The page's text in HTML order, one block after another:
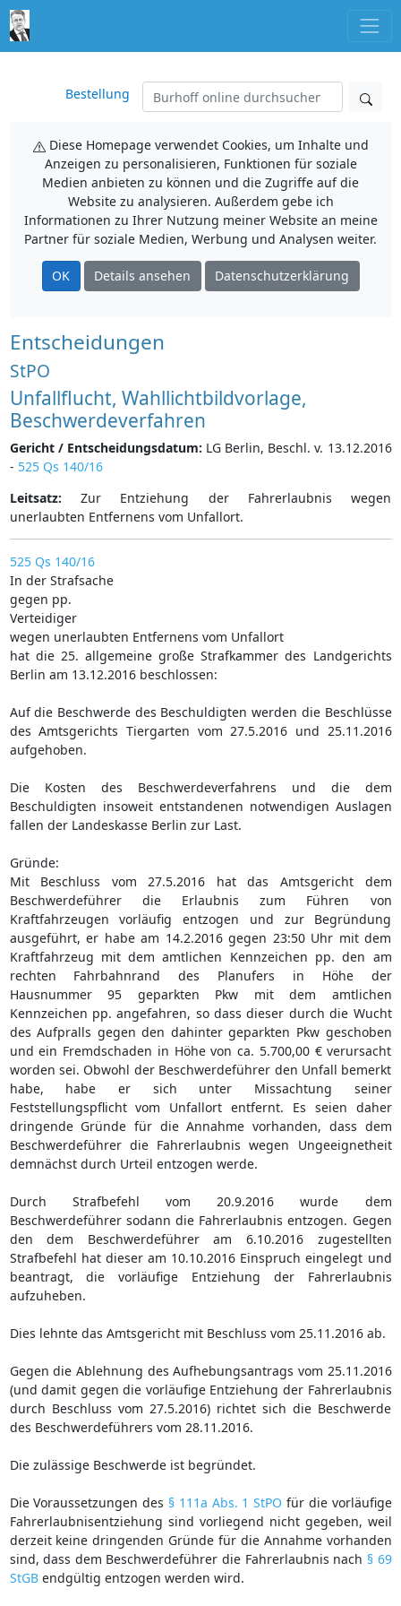
Bestellung
Diese Homepage verwendet Cookies, um Inhalte und
Anzeigen zu personalisieren, Funktionen für soziale
Medien anbieten zu können und die Zugriffe auf die
Website zu analysieren. Außerdem gebe ich
Informationen zu Ihrer Nutzung meiner Website an meine
Partner für soziale Medien, Werbung und Analysen weiter.
OK Details ansehen Datenschutzerklärung
Entscheidungen
StPO
Unfallflucht, Wahllichtbildvorlage,
Beschwerdeverfahren
Gericht / Entscheidungsdatum: LG Berlin, Beschl. v. 13.12.2016
- 525 Qs 140/16
Leitsatz: Zur Entziehung der Fahrerlaubnis wegen
unerlaubten Entfernens vom Unfallort.
525 Qs 140/16
In der Strafsache
gegen pp.
Verteidiger
wegen unerlaubten Entfernens vom Unfallort
hat die 25. allgemeine große Strafkammer des Landgerichts
Berlin am 13.12.2016 beschlossen:
Auf die Beschwerde des Beschuldigten werden die Beschlüsse
des Amtsgerichts Tiergarten vom 27.5.2016 und 25.11.2016
aufgehoben.
Die Kosten des Beschwerdeverfahrens und die dem
Beschuldigten insoweit entstandenen notwendigen Auslagen
fallen der Landeskasse Berlin zur Last.
Gründe:
Mit Beschluss vom 27.5.2016 hat das Amtsgericht dem
Beschwerdeführer die Erlaubnis zum Führen von
Kraftfahrzeugen vorläufig entzogen und zur Begründung
ausgeführt, er habe am 14.2.2016 gegen 23:50 Uhr mit dem
Kraftfahrzeug mit dem amtlichen Kennzeichen pp. den am
rechten Fahrbahnrand des Planufers in Höhe der
Hausnummer 95 geparkten Pkw mit dem amtlichen
Kennzeichen pp. angefahren, so dass dieser durch die Wucht
des Aufpralls gegen den dahinter geparkten Pkw geschoben
und ein Fremdschaden in Höhe von ca. 5.700,00 € verursacht
worden sei. Obwohl der Beschwerdeführer den Unfall bemerkt
habe, habe er sich unter Missachtung seiner
Feststellungspflicht vom Unfallort entfernt. Es seien daher
dringende Gründe für die Annahme vorhanden, dass dem
Beschwerdeführer die Fahrerlaubnis wegen Ungeeignetheit
demnächst durch Urteil entzogen werde.
Durch Strafbefehl vom 20.9.2016 wurde dem
Beschwerdeführer sodann die Fahrerlaubnis entzogen. Gegen
den dem Beschwerdeführer am 6.10.2016 zugestellten
Strafbefehl hat dieser am 10.10.2016 Einspruch eingelegt und
beantragt, die vorläufige Entziehung der Fahrerlaubnis
aufzuheben.
Dies lehnte das Amtsgericht mit Beschluss vom 25.11.2016 ab.
Gegen die Ablehnung des Aufhebungsantrags vom 25.11.2016
(und damit gegen die vorläufige Entziehung der Fahrerlaubnis
durch Beschluss vom 27.5.2016) richtet sich die Beschwerde
des Beschwerdeführers vom 28.11.2016.
Die zulässige Beschwerde ist begründet.
Die Voraussetzungen des § 111a Abs. 1 StPO für die vorläufige
Fahrerlaubnisentziehung sind vorliegend nicht gegeben, weil
derzeit keine dringenden Gründe für die Annahme vorhanden
sind, dass dem Beschwerdeführer die Fahrerlaubnis nach § 69
StGBendgültig entzogen werden wird.